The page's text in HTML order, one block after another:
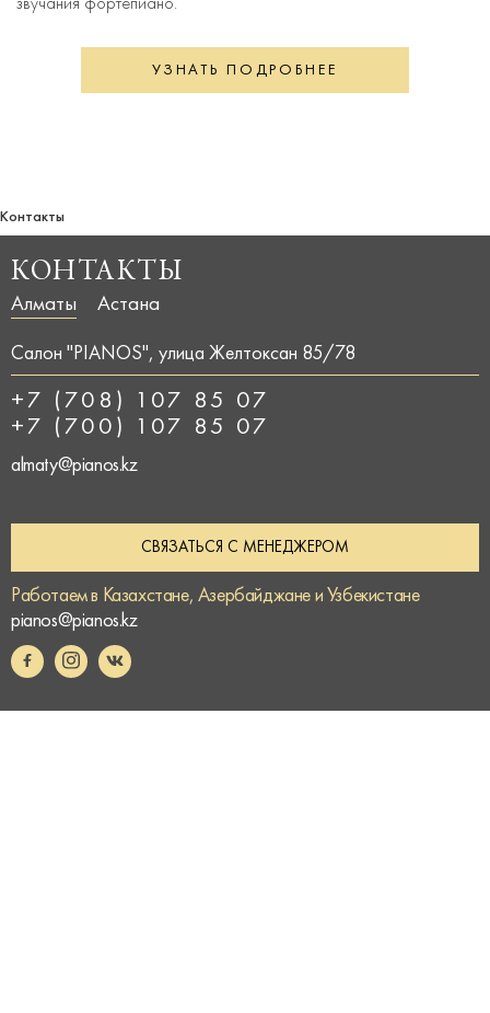
УЗНАТЬ ПОДРОБНЕЕ
Контакты
КОНТАКТЫ
Алматы Астана
Салон "PIANOS", улица Желтоксан 85/78
+7 (708) 107 85 07
+7 (700) 107 85 07
almaty@pianos.kz
СВЯЗАТЬСЯ С МЕНЕДЖЕРОМ
Работаем в Казахстане, Азербайджане и Узбекистане
pianos@pianos.kz